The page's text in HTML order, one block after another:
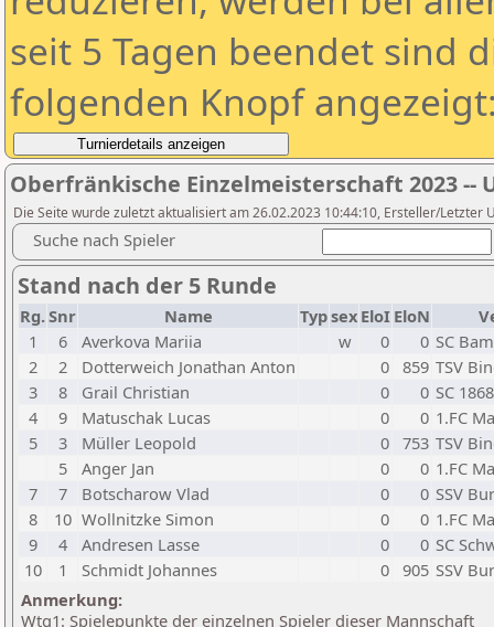
seit 5 Tagen beendet sind
folgenden Knopf
Oberfränkische Einzelmeisterschaft 2023 --
Die Seite wurde zuletzt aktualisiert am 26.02.2023 10:44:10, Ersteller/Letzter
Suche nach Spieler
Stand nach der 5 Runde
Rg.Snr Name Typsex EloI EloN
1
6 Averkova Mariia w 0 0 SC
2
2 Dotterweich Jonathan Anton 0 859 TSV
3
8 Grail Christian 0 0 SC
4
9 Matuschak Lucas 0 0 1.FC
5
3 Müller Leopold 0 753 TSV
5
Anger Jan 0 0 1.FC
7
7 Botscharow Vlad 0 0 SSV
8
10 Wollnitzke Simon 0 0 1.FC
9
4 Andresen Lasse 0 0 SC
10
1 Schmidt Johannes 0 905 SSV
Anmerkung:
Wtg1: Spielepunkte der einzelnen Spieler dieser Mannschaft